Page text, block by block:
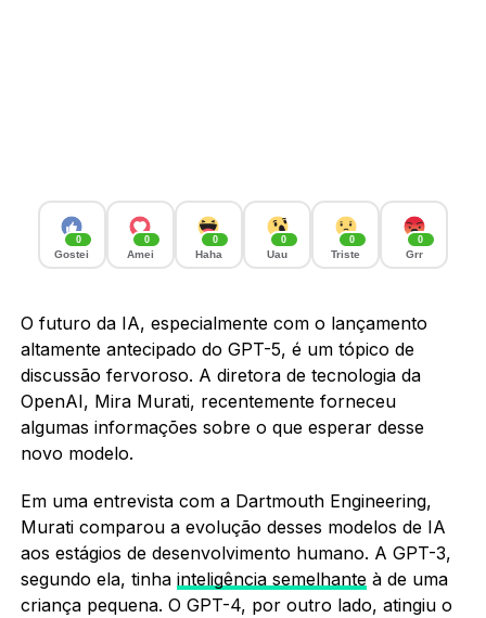
0
Gostei
0
Amei
0
Haha
0
Uau
0
Triste
0
Grr
O futuro da IA, especialmente com o lançamento
altamente antecipado do GPT-5, é um tópico de
discussão fervoroso. A diretora de tecnologia da
OpenAI, Mira Murati, recentemente forneceu
algumas informações sobre o que esperar desse
novo modelo.
Em uma entrevista com a Dartmouth Engineering,
Murati comparou a evolução desses modelos de IA
aos estágios de desenvolvimento humano. A GPT-3,
segundo ela, tinha inteligência semelhanteà de uma
criança pequena. O GPT-4, por outro lado, atingiu o